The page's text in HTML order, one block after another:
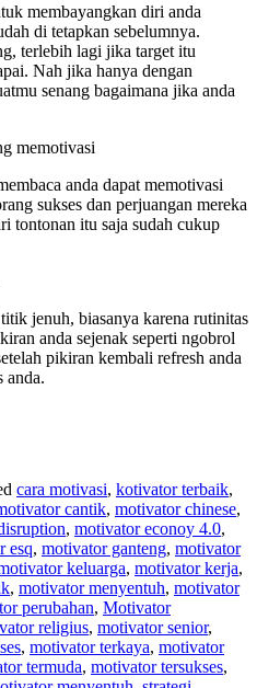
membayangkan diri anda
di tetapkan sebelumnya.
terlebih lagi jika target itu
Nah jika hanya dengan
senang bagaimana jika anda
memotivasi
anda dapat memotivasi
sukses dan perjuangan mereka
tontonan itu saja sudah cukup
jenuh, biasanya karena rutinitas
anda sejenak seperti ngobrol
pikiran kembali refresh anda
anda.
cara motivasi, kotivator terbaik,
cantik, motivator chinese,
, motivator econoy 4.0,
esq, motivator ganteng, motivator
keluarga, motivator kerja,
, motivator menyentuh, motivator
perubahan, Motivator
religius, motivator senior,
, motivator terkaya, motivator
termuda, motivator tersukses,